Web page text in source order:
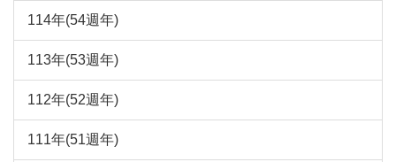
114年(54週年)
113年(53週年)
112年(52週年)
111年(51週年)